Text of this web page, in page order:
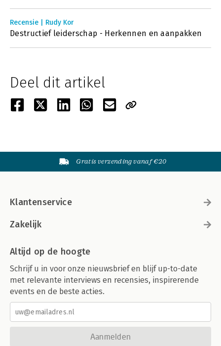
Recensie | Rudy Kor
Destructief leiderschap - Herkennen en aanpakken
Deel dit artikel
Gratis verzending vanaf €20
Klantenservice
Zakelijk
Altijd op de hoogte
Schrijf u in voor onze nieuwsbrief en blijf up-to-date
met relevante interviews en recensies, inspirerende
events en de beste acties.
Aanmelden